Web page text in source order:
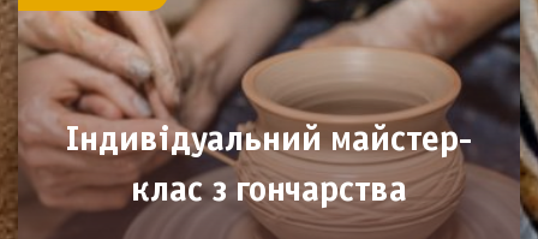
Індивідуальний майстер-
клас з гончарства